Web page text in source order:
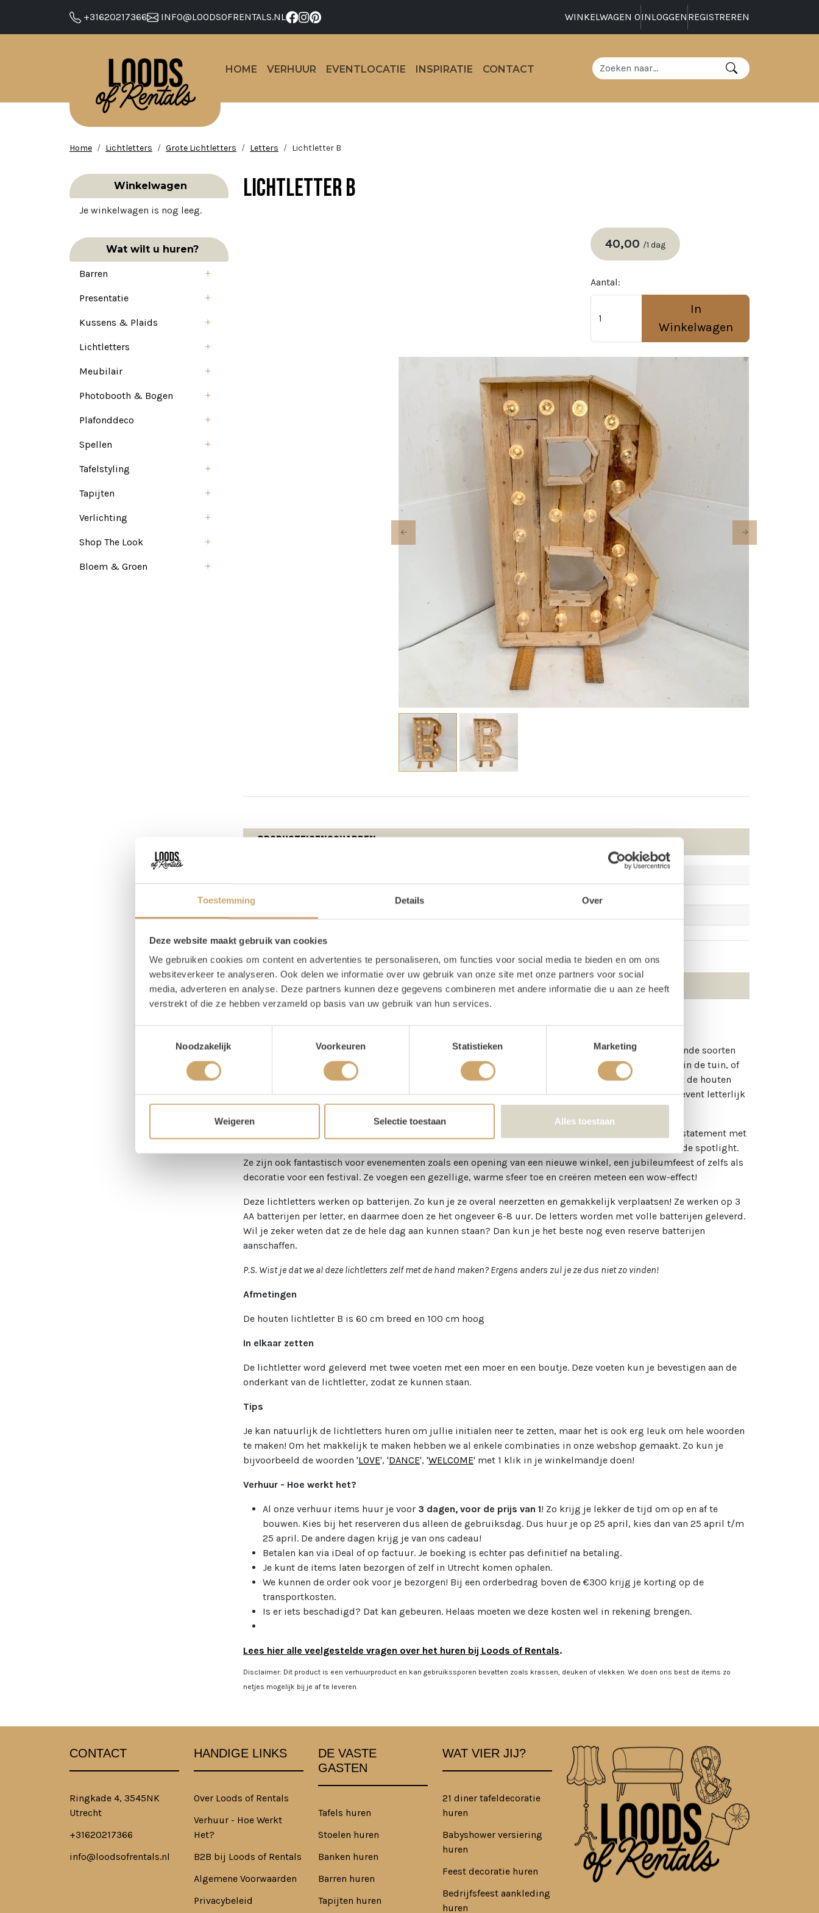
Toestemming Details Over
Deze website maakt gebruik van cookies
We gebruiken cookies om content en advertenties te personaliseren, om functies voor social media te bieden en om ons
websiteverkeer te analyseren. Ook delen we informatie over uw gebruik van onze site met onze partners voor social
media, adverteren en analyse. Deze partners kunnen deze gegevens combineren met andere informatie die u aan ze heeft
verstrekt of die ze hebben verzameld op basis van uw gebruik van hun services.
Noodzakelijk
Voorkeuren Statistieken Marketing
Weigeren Selectie toestaan Alles toestaan
+31620217366 INFO@LOODSOFRENTALS.NL WINKELWAGEN 0INLOGGEN REGISTREREN
HOME VERHUUR EVENTLOCATIE INSPIRATIE CONTACT
Home Lichtletters Grote Lichtletters Letters Lichtletter B
Winkelwagen
Je winkelwagen is nog leeg.
Wat wilt u huren?
Barren
Presentatie
Kussens & Plaids
Lichtletters
Meubilair
Photobooth & Bogen
Plafonddeco
Spellen
Tafelstyling
Tapijten
Verlichting
Shop The Look
Bloem & Groen
Lichtletter B
40,00 /1 dag
Aantal:
In
Winkelwagen
Previous Next
Producteigenschappen
Hoogte
Omschrijving
Houten Lichtletter B
Wij zijn dol op lichtletters, en jullie ook! Deze houten lichtletters zijn een must-have voor verschillende soorten
evenementen. Ze geven je 21 diner dat tof fotomoment, brengen vrolijkheid tijdens een babyshower in de tuin, of
voegen een groots effect toe aan een verjaardagsfeest. Waarvoor je ook een event of feest organiseert de houten
lichtletters passen bij elke gelegenheid en stijl. In de avond zorgen ze voor gaaf effect, waardoor je event letterlijk
en figuurlijk straalt.
Van de entree tot de photobooth en de dansvloer, deze lichtletters staan overal geweldig. Maak een statement met
woorden als "LOVE", "DANCE", of "PARTY" of zet belangrijke momenten zoals de "BDAY" of "BABY" in de spotlight.
Ze zijn ook fantastisch voor evenementen zoals een opening van een nieuwe winkel, een jubileumfeest of zelfs als
decoratie voor een festival. Ze voegen een gezellige, warme sfeer toe en creëren meteen een wow-effect!
Deze lichtletters werken op batterijen. Zo kun je ze overal neerzetten en gemakkelijk verplaatsen! Ze werken op 3
AA batterijen per letter, en daarmee doen ze het ongeveer 6-8 uur. De letters worden met volle batterijen geleverd.
Wil je zeker weten dat ze de hele dag aan kunnen staan? Dan kun je het beste nog even reserve batterijen
aanschaffen.
P.S. Wist je dat we al deze lichtletters zelf met de hand maken? Ergens anders zul je ze dus niet zo vinden!
Afmetingen
De houten lichtletter B is 60 cm breed en 100 cm hoog
In elkaar zetten
De lichtletter word geleverd met twee voeten met een moer en een boutje. Deze voeten kun je bevestigen aan de
onderkant van de lichtletter, zodat ze kunnen staan.
Tips
Je kan natuurlijk de lichtletters huren om jullie initialen neer te zetten, maar het is ook erg leuk om hele woorden
te maken! Om het makkelijk te maken hebben we al enkele combinaties in onze webshop gemaakt. Zo kun je
bijvoorbeeld de woorden 'LOVE', 'DANCE', 'WELCOME' met 1 klik in je winkelmandje doen!
Verhuur - Hoe werkt het?
Al onze verhuur items huur je voor 3 dagen, voor de prijs van 1! Zo krijg je lekker de tijd om op en af te
bouwen. Kies bij het reserveren dus alleen de gebruiksdag. Dus huur je op 25 april, kies dan van 25 april t/m
25 april. De andere dagen krijg je van ons cadeau!
Betalen kan via iDeal of op factuur. Je boeking is echter pas definitief na betaling.
Je kunt de items laten bezorgen of zelf in Utrecht komen ophalen.
We kunnen de order ook voor je bezorgen! Bij een orderbedrag boven de €300 krijg je korting op de
transportkosten.
Is er iets beschadigd? Dat kan gebeuren. Helaas moeten we deze kosten wel in rekening brengen.
Lees hier alle veelgestelde vragen over het huren bij Loods of Rentals.
Disclaimer: Dit product is een verhuurproduct en kan gebruikssporen bevatten zoals krassen, deuken of vlekken. We doen ons best de items zo
netjes mogelijk bij je af te leveren.
CONTACT
Ringkade 4, 3545NK
Utrecht
+31620217366
info@loodsofrentals.nl
HANDIGE LINKS
Over Loods of Rentals
Verhuur - Hoe Werkt
Het?
B2B bij Loods of Rentals
Algemene Voorwaarden
Privacybeleid
DE VASTE
GASTEN
Tafels huren
Stoelen huren
Banken huren
Barren huren
Tapijten huren
WAT VIER JIJ?
21 diner tafeldecoratie
huren
Babyshower versiering
huren
Feest decoratie huren
Bedrijfsfeest aankleding
huren